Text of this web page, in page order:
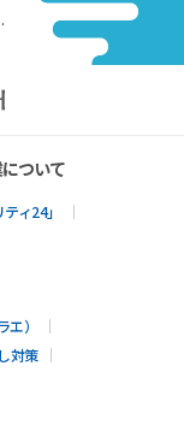
ついて
ィ24」
）
対策